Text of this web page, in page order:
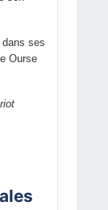
ses
Ourse